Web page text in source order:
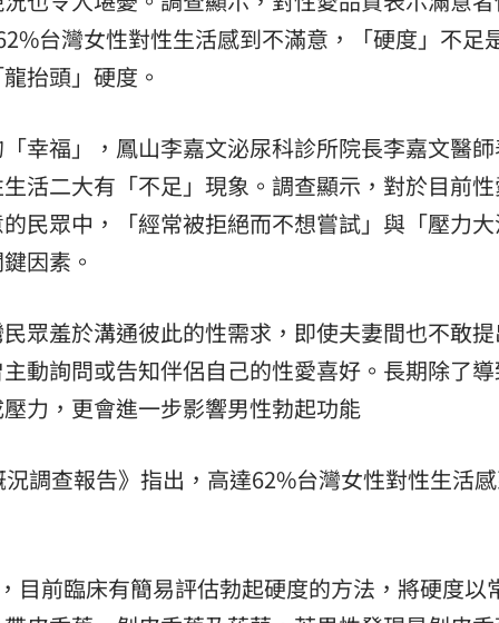
台灣女性對性生活感到不滿意，「硬度」不足
抬頭」硬度。
幸福」，鳳山李嘉文泌尿科診所院長李嘉文醫
活二大有「不足」現象。調查顯示，對於目前
民眾中，「經常被拒絕而不想嘗試」與「壓力
因素。
眾羞於溝通彼此的性需求，即使夫妻間也不敢
動詢問或告知伴侶自己的性愛喜好。長期除了
力，更會進一步影響男性勃起功能
調查報告》指出，高達62%台灣女性對性生活
目前臨床有簡易評估勃起硬度的方法，將硬度以